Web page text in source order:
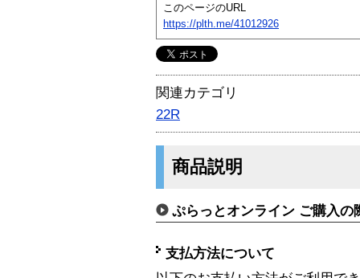
このページのURL
https://plth.me/41012926
関連カテゴリ
22R
商品説明
ぷらっとオンライン ご購入の
支払方法について